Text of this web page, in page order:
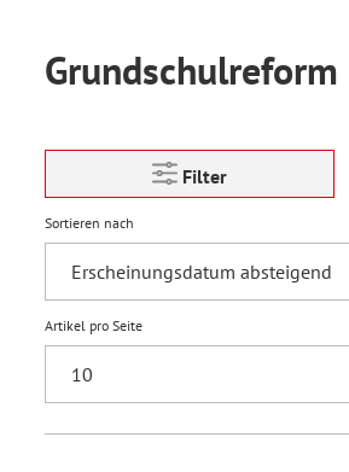
Grundschulreform
Filter
Sortieren nach
Artikel pro Seite